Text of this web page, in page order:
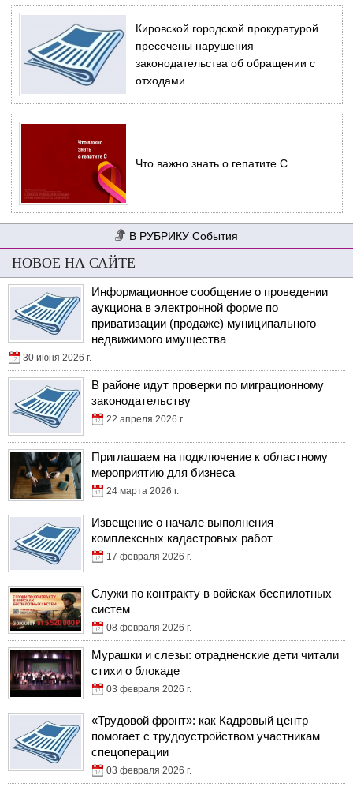
Кировской городской прокуратурой
пресечены нарушения
законодательства об обращении с
отходами
Что важно знать о гепатите С
События
НОВОЕ НА САЙТЕ
Информационное сообщение о проведении
аукциона в электронной форме по
приватизации (продаже) муниципального
недвижимого имущества
30 июня 2026 г.
В районе идут проверки по миграционному
законодательству
22 апреля 2026 г.
Приглашаем на подключение к областному
мероприятию для бизнеса
24 марта 2026 г.
Извещение о начале выполнения
комплексных кадастровых работ
17 февраля 2026 г.
Служи по контракту в войсках беспилотных
систем
08 февраля 2026 г.
Мурашки и слезы: отрадненские дети читали
стихи о блокаде
03 февраля 2026 г.
«Трудовой фронт»: как Кадровый центр
помогает с трудоустройством участникам
спецоперации
03 февраля 2026 г.